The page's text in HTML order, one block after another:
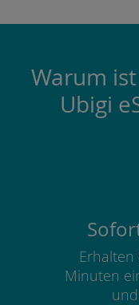
Warum
Ubigi
Erhalten
Minuten